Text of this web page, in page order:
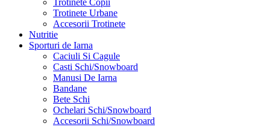
Trotinete Copii
Trotinete Urbane
Accesorii Trotinete
Nutritie
Sporturi de Iarna
Caciuli Si Cagule
Casti Schi/Snowboard
Manusi De Iarna
Bandane
Bete Schi
Ochelari Schi/Snowboard
Accesorii Schi/Snowboard